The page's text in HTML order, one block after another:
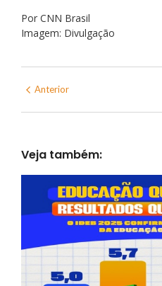
Por CNN Brasil
Imagem: Divulgação
Anterior
Veja também: